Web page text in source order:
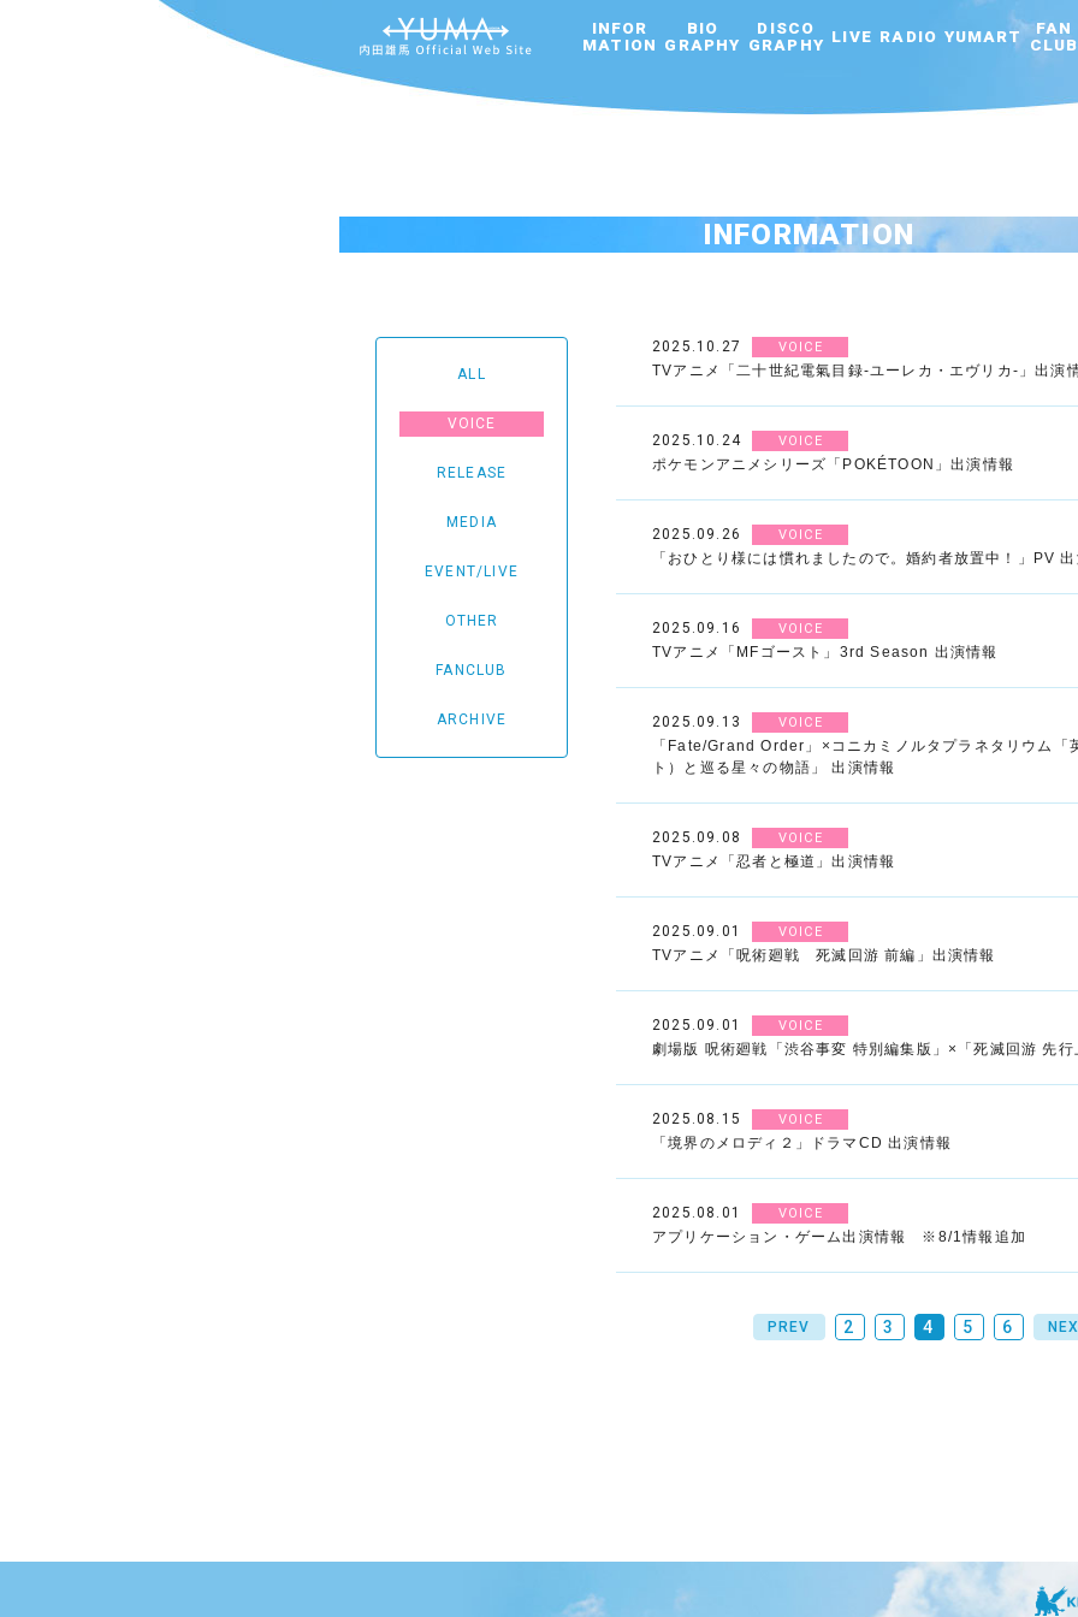
INFOR
MATION
BIO
GRAPHY
DISCO
GRAPHY LIVE RADIO YUMART
FAN
CLUB
INFORMATION
ALL
VOICE
RELEASE
MEDIA
EVENT/LIVE
OTHER
FANCLUB
ARCHIVE
2025.10.27 VOICE
TVアニメ「二十世紀電氣目録-ユーレカ・エヴリカ-」出演
2025.10.24 VOICE
ポケモンアニメシリーズ「POKÉTOON」出演情報
2025.09.26 VOICE
「おひとり様には慣れましたので。婚約者放置中！」PV
2025.09.16 VOICE
TVアニメ「MFゴースト」3rd Season 出演情報
2025.09.13 VOICE
「Fate/Grand Order」×コニカミノルタプラネタリウム「
ト）と巡る星々の物語」 出演情報
2025.09.08 VOICE
TVアニメ「忍者と極道」出演情報
2025.09.01 VOICE
TVアニメ「呪術廻戦 死滅回游 前編」出演情報
2025.09.01 VOICE
劇場版 呪術廻戦「渋谷事変 特別編集版」×「死滅回游 先
2025.08.15 VOICE
「境界のメロディ２」ドラマCD 出演情報
2025.08.01 VOICE
アプリケーション・ゲーム出演情報 ※8/1情報追加
PREV 2 3 4 5 6